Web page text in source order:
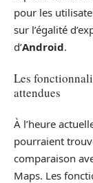
pour les
sur l’égalité
d’Android.
Les
attendues
À l’heure
pourraient
comparaison
Maps. Les